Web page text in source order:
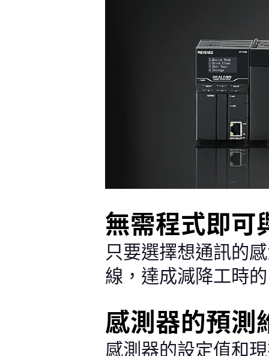
無需程式即可
只要選擇想通訊的
線，達成減降工時
感測器的預測
感測器的設定值和